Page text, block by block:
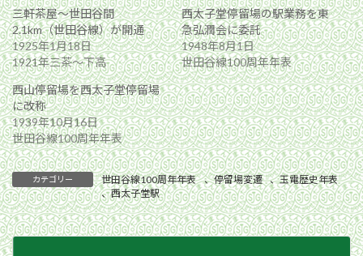
三軒茶屋〜世田谷間
2.1km（世田谷線）が開通
1925年1月18日
1921年三茶〜下高
西太子堂停留場の駅業務を東
急弘潤会に委託
1948年8月1日
世田谷線100周年年表
西山停留場を西太子堂停留場
に改称
1939年10月16日
世田谷線100周年年表
カテゴリー 世田谷線100周年年表 、停留場変遷 、玉電歴史年表
、西太子堂駅